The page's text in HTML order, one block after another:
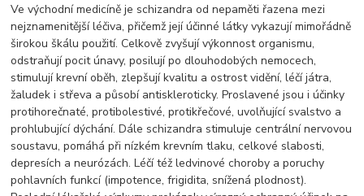
Ve východní medicíně je schizandra od nepaměti řazena mezi
nejznamenitější léčiva, přičemž její účinné látky vykazují mimořádně
širokou škálu použití. Celkově zvyšují výkonnost organismu,
odstraňují pocit únavy, posilují po dlouhodobých nemocech,
stimulují krevní oběh, zlepšují kvalitu a ostrost vidění, léčí játra,
žaludek i střeva a působí antiskleroticky. Proslavené jsou i účinky
protihorečnaté, protibolestivé, protikřečové, uvolňující svalstvo a
prohlubující dýchání. Dále schizandra stimuluje centrální nervovou
soustavu, pomáhá při nízkém krevním tlaku, celkové slabosti,
depresích a neurózách. Léčí též ledvinové choroby a poruchy
pohlavních funkcí (impotence, frigidita, snížená plodnost).